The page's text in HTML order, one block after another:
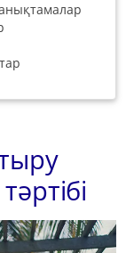
анықтамалар